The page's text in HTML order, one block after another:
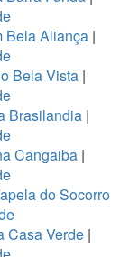
Bela Aliança |
Bela Vista |
Brasilandia |
Cangaiba|
do Socorro
Casa Verde|